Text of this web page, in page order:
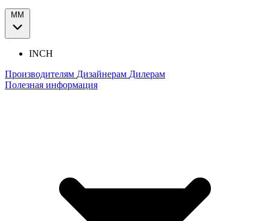
ММ
INCH
Производителям Дизайнерам Дилерам
Полезная информация